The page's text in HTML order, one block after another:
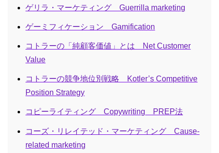
ゲリラ・マーケティング Guerrilla marketing
ゲーミフィケーション Gamification
コトラーの「純顧客価値」とは Net Customer
Value
コトラーの競争地位別戦略 Kotler’s Competitive
Position Strategy
コピーライティング Copywriting PREP法
コーズ・リレイテッド・マーケティング Cause-
related marketing